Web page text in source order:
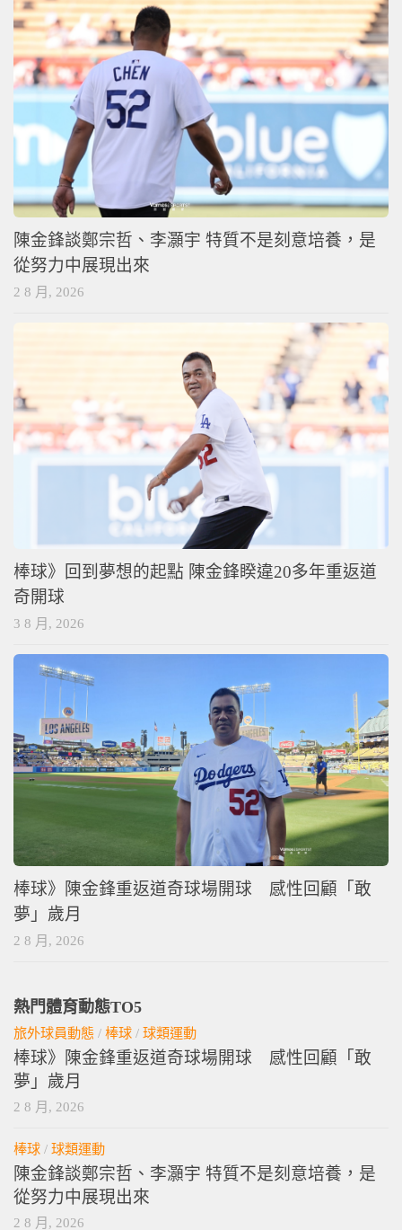
陳金鋒談鄭宗哲、李灝宇 特質不是刻意培養，是
從努力中展現出來
2 8 月, 2026
棒球》回到夢想的起點 陳金鋒睽違20多年重返道
奇開球
3 8 月, 2026
棒球》陳金鋒重返道奇球場開球 感性回顧「敢
夢」歲月
2 8 月, 2026
熱門體育動態TO5
旅外球員動態 / 棒球 / 球類運動
棒球》陳金鋒重返道奇球場開球 感性回顧「敢
夢」歲月
2 8 月, 2026
棒球 / 球類運動
陳金鋒談鄭宗哲、李灝宇 特質不是刻意培養，是
從努力中展現出來
2 8 月, 2026